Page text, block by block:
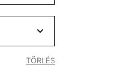
TÖRLÉS